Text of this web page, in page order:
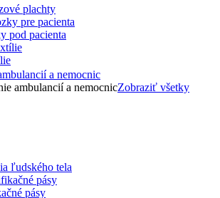
plachty
pod pacienta
a nemocnic
ambulancií a nemocnicZobraziť všetky
ľudského tela
pásy